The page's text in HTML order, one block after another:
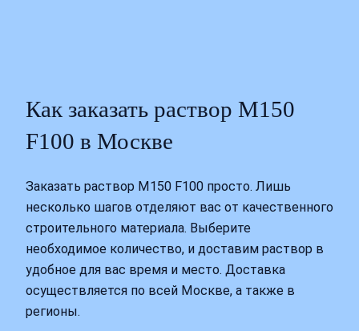
Как заказать раствор М150
F100 в Москве
Заказать раствор М150 F100 просто. Лишь
несколько шагов отделяют вас от качественного
строительного материала. Выберите
необходимое количество, и доставим раствор в
удобное для вас время и место. Доставка
осуществляется по всей Москве, а также в
регионы.